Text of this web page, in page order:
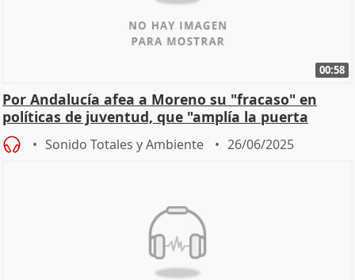
00:58
Por Andalucía afea a Moreno su "fracaso" en
políticas de juventud, que "amplía la puerta
grande" a l
Sonido Totales y Ambiente 26/06/2025